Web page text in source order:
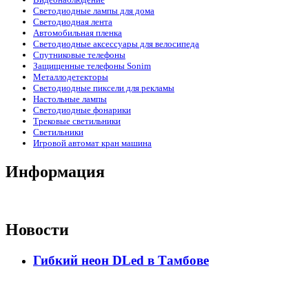
Светодиодные лампы для дома
Светодиодная лента
Автомобильная пленка
Светодиодные аксессуары для велосипеда
Спутниковые телефоны
Защищенные телефоны Sonim
Металлодетекторы
Светодиодные пиксели для рекламы
Настольные лампы
Светодиодные фонарики
Трековые светильники
Светильники
Игровой автомат кран машина
Информация
Новости
Гибкий неон DLed в Тамбове